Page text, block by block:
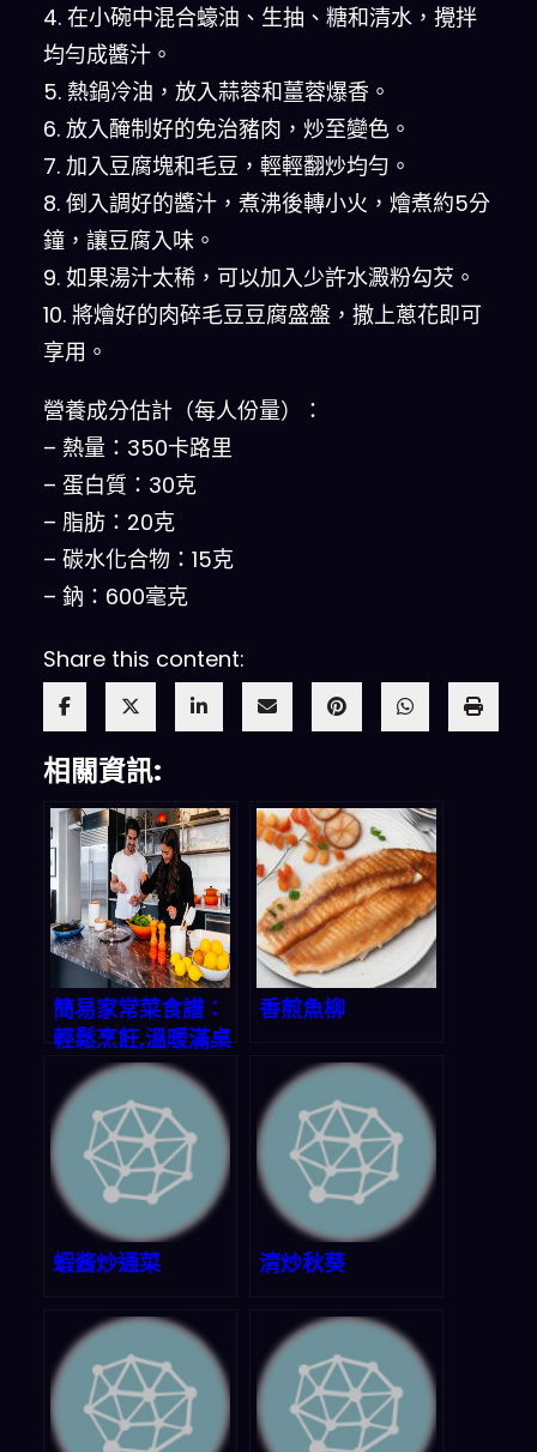
4. 在小碗中混合蠔油、生抽、糖和清水，攪拌
均勻成醬汁。
5. 熱鍋冷油，放入蒜蓉和薑蓉爆香。
6. 放入醃制好的免治豬肉，炒至變色。
7. 加入豆腐塊和毛豆，輕輕翻炒均勻。
8. 倒入調好的醬汁，煮沸後轉小火，燴煮約5分
鐘，讓豆腐入味。
9. 如果湯汁太稀，可以加入少許水澱粉勾芡。
10. 將燴好的肉碎毛豆豆腐盛盤，撒上蔥花即可
享用。
營養成分估計（每人份量）：
– 熱量：350卡路里
– 蛋白質：30克
– 脂肪：20克
– 碳水化合物：15克
– 鈉：600毫克
Share this content:
相關資訊:
簡易家常菜食譜：
輕鬆烹飪,溫暖滿桌
香煎魚柳
蝦酱炒通菜 清炒秋葵